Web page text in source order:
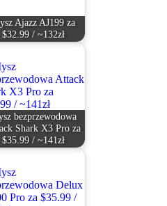
Ajazz AJ199 za
$32.99 / ~132zł
bezprzewodowa
Shark X3 Pro za
$35.99 / ~141zł